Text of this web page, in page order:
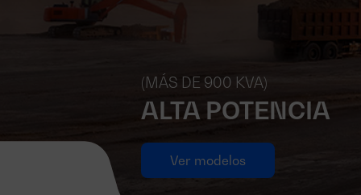
(MÁS DE 900 KVA)
ALTA POTENCIA
Ver modelos